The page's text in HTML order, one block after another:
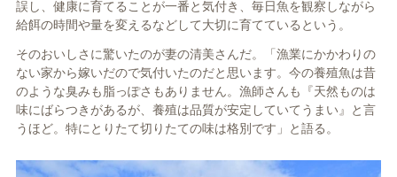
誤し、健康に育てることが一番と気付き、毎日魚を観察しながら
給餌の時間や量を変えるなどして大切に育てているという。
そのおいしさに驚いたのが妻の清美さんだ。「漁業にかかわりの
ない家から嫁いだので気付いたのだと思います。今の養殖魚は昔
のような臭みも脂っぽさもありません。漁師さんも『天然ものは
味にばらつきがあるが、養殖は品質が安定していてうまい』と言
うほど。特にとりたて切りたての味は格別です」と語る。